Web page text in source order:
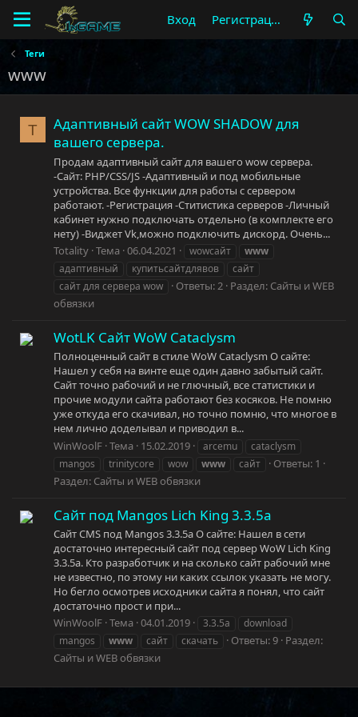
Вход Регистрация
Теги
www
T
Адаптивный сайт WOW SHADOW для
вашего сервера.
Продам адаптивный сайт для вашего wow сервера.
-Сайт: PHP/CSS/JS -Адаптивный и под мобильные
устройства. Все функции для работы с сервером
работают. -Регистрация -Ститистика серверов -Личный
кабинет нужно подключать отдельно (в комплекте его
нету) -Виджет Vk,можно подключить дискорд. Очень...
Totality Тема 06.04.2021 wowсайт
www
адаптивный
купитьсайтдлявов
сайт
сайт для сервера wow
Ответы: 2 Раздел: Сайты и WEB
обвязки
WotLK Сайт WoW Cataclysm
Полноценный сайт в стиле WoW Cataclysm О сайте:
Нашел у себя на винте еще один давно забытый сайт.
Сайт точно рабочий и не глючный, все статистики и
прочие модули сайта работают без косяков. Не помню
уже откуда его скачивал, но точно помню, что многое в
нем лично доделывал и приводил в...
WinWoolF Тема 15.02.2019 arcemu
cataclysm
mangos
trinitycore wow www сайт
Ответы: 1
Раздел: Сайты и WEB обвязки
Сайт под Mangos Lich King 3.3.5a
Сайт CMS под Mangos 3.3.5a О сайте: Нашел в сети
достаточно интересный сайт под сервер WoW Lich King
3.3.5a. Кто разработчик и на сколько сайт рабочий мне
не известно, по этому ни каких ссылок указать не могу.
Но бегло осмотрев исходники сайта я понял, что сайт
достаточно прост и при...
WinWoolF Тема 04.01.2019 3.3.5a
download
mangos
www сайт скачать Ответы: 9 Раздел:
Сайты и WEB обвязки